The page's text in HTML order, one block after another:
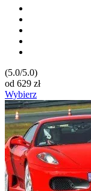
(5.0/5.0)
od 629 zł
Wybierz